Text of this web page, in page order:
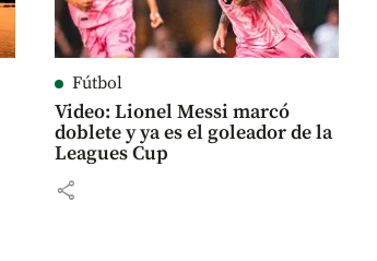
Fútbol
Video: Lionel Messi marcó
doblete y ya es el goleador de la
Leagues Cup
share